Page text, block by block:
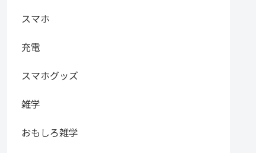
スマホ
充電
スマホグッズ
雑学
おもしろ雑学